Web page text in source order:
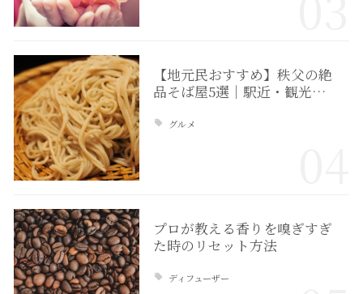
【地元民おすすめ】秩父の絶
品そば屋5選｜駅近・観光…
グルメ
プロが教える香りを嗅ぎすぎ
た時のリセット方法
ディフューザー